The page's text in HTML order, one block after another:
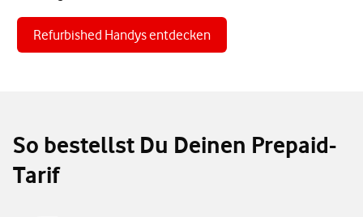
Refurbished Handys entdecken
So bestellst Du Deinen Prepaid-
Tarif